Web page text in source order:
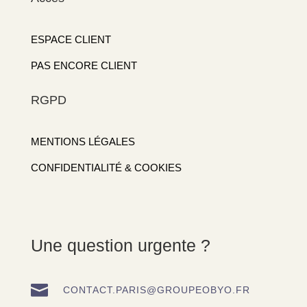
ESPACE CLIENT
PAS ENCORE CLIENT
RGPD
MENTIONS LÉGALES
CONFIDENTIALITÉ & COOKIES
Une question urgente ?
 CONTACT.PARIS@GROUPEOBYO.FR